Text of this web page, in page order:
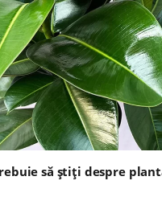
să știți despre